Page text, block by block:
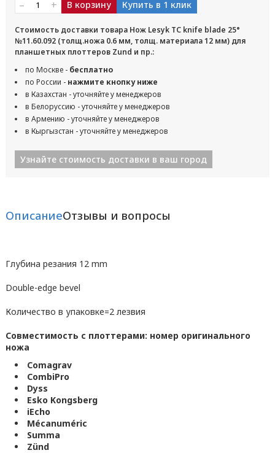
– + В корзину Купить в 1 клик
Стоимость доставки товара Нож Lesyk TC knife blade 25°
№11.60.092 (толщ.ножа 0.6 мм, толщ. материала 12 мм) для
планшетных плоттеров Zund и пр.:
по Москве - бесплатно
по России - нажмите кнопку ниже
в Казахстан - уточняйте у менеджеров
в Белоруссию - уточняйте у менеджеров
в Армению - уточняйте у менеджеров
в Кыргызстан - уточняйте у менеджеров
Узнайте стоимость доставки в ваш город
ОписаниеОтзывы и вопросы
Глубина резания 12 mm
Double-edge bevel
Количество в упаковке=2 лезвия
Совместимость с плоттерами: номер оригинального
ножа
Comagrav
CombiPro
Dyss
Esko Kongsberg
iEcho
Mécanuméric
Summa
Zünd